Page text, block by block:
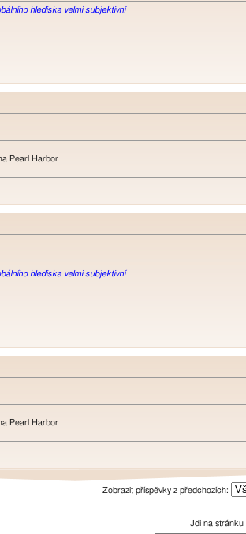
hlediska velmi subjektivní
Pearl Harbor
hlediska velmi subjektivní
Pearl Harbor
Zobrazit příspěvky z předchozích:
Jdi na stránku